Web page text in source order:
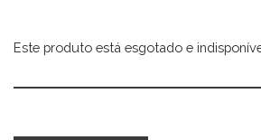
Este produto está esgotado e
Alternative: